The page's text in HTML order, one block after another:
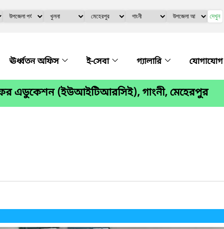
দেখুন
ঊর্ধ্বতন অফিস ই-সেবা গ্যালারি যোগাযোগ
ফর এডুকেশন (ইউআইটিআরসিই), গাংনী, মেহেরপুর